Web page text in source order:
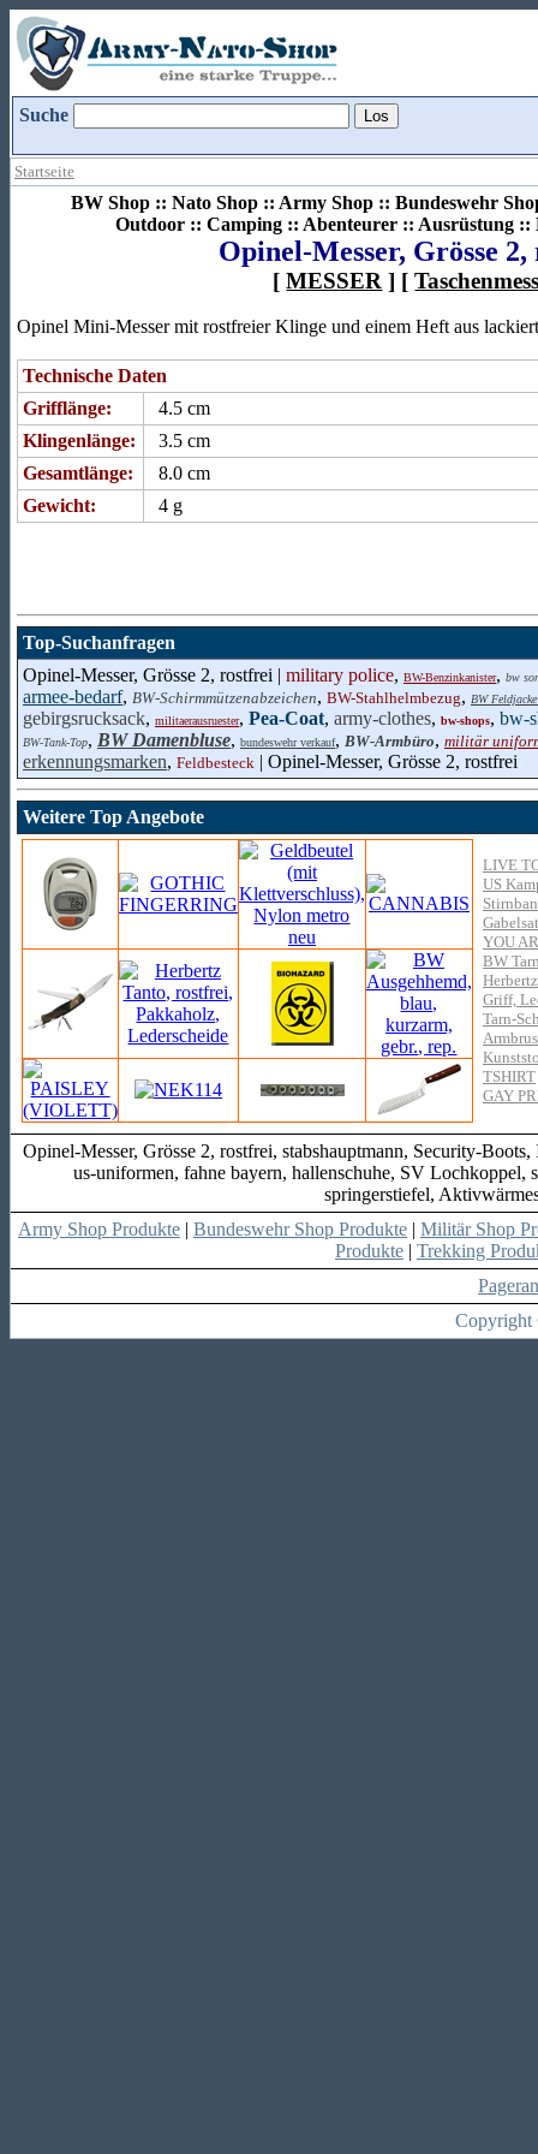
Suche
Startseite
BW Shop :: Nato Shop :: Army Shop :: Bundeswehr
Outdoor :: Camping :: Abenteurer :: Ausrüstung ::
Opinel-Messer, Grösse
[MESSER ] [
Opinel Mini-Messer mit rostfreier Klinge und einem Heft aus
Technische Daten
Grifflänge:
4.5 cm
Klingenlänge:
3.5 cm
Gesamtlänge:
8.0 cm
Gewicht:
4 g
Top-Suchanfragen
Opinel-Messer, Grösse 2, rostfrei | military police, BW-Benzinkanister, bw
armee-bedarf, BW-Schirmmützenabzeichen, BW-Stahlhelmbezug, BW
gebirgsrucksack, militaerausruester, Pea-Coat, army-clothes, bw-shops, bw-
BW-Tank-Top, BW Damenbluse, bundeswehr verkauf, BW-Armbüro, militär
erkennungsmarken, Feldbesteck | Opinel-Messer, Grösse 2, rostfrei
Weitere Top Angebote
LIVE
US
YOU
BW
Griff,
Tarn-
TSHIRT
GAY
Opinel-Messer, Grösse 2, rostfrei, stabshauptmann, Security-
us-uniformen, fahne bayern, hallenschuhe, SV
springerstiefel,
Army Shop Produkte | Bundeswehr Shop Produkte | Militär Shop
Produkte | Trekking